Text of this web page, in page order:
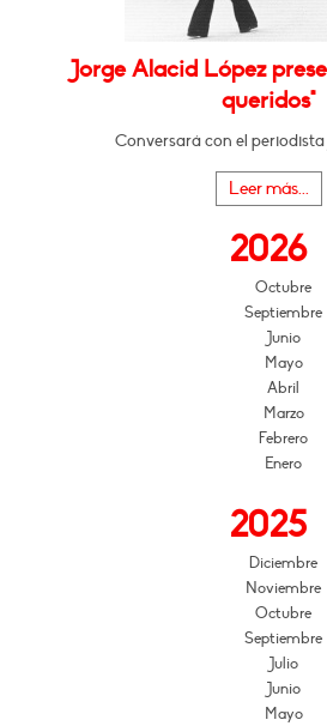
Jorge Alacid López
queridos"
Conversará con el
Leer más...
2026
Octubre
Septiembre
Junio
Mayo
Abril
Marzo
Febrero
Enero
2025
Diciembre
Noviembre
Octubre
Septiembre
Julio
Junio
Mayo